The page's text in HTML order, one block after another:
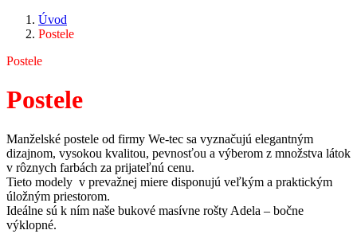
Úvod
Postele
Postele
Postele
Manželské postele od firmy We-tec sa vyznačujú elegantným
dizajnom, vysokou kvalitou, pevnosťou a výberom z množstva látok
v rôznych farbách za prijateľnú cenu.
Tieto modely v prevažnej miere disponujú veľkým a praktickým
úložným priestorom.
Ideálne sú k ním naše bukové masívne rošty Adela – bočne
výklopné.